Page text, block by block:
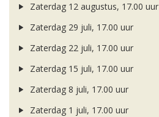
Zaterdag 12 augustus, 17.00 uur
Zaterdag 29 juli, 17.00 uur
Zaterdag 22 juli, 17.00 uur
Zaterdag 15 juli, 17.00 uur
Zaterdag 8 juli, 17.00 uur
Zaterdag 1 juli, 17.00 uur